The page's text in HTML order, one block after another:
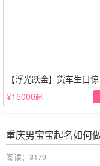
【浮光跃金】货车生日
·经典白色系
¥15000起
重庆男宝宝起名如何
阅读：3179